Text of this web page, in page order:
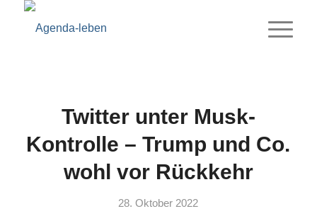
Twitter unter Musk-
Kontrolle – Trump und Co.
wohl vor Rückkehr
28. Oktober 2022